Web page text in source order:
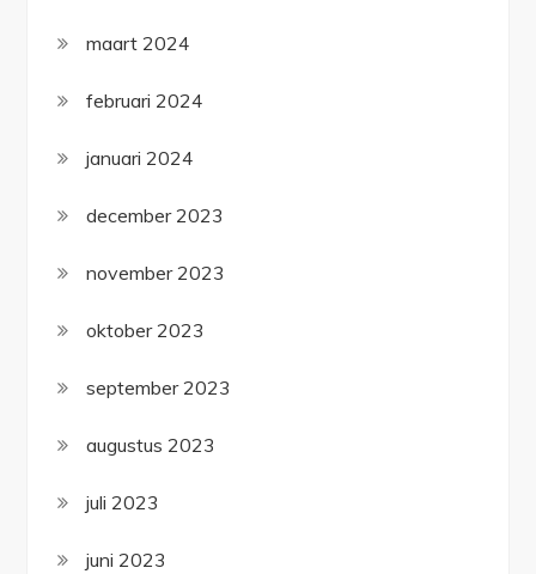
maart 2024
februari 2024
januari 2024
december 2023
november 2023
oktober 2023
september 2023
augustus 2023
juli 2023
juni 2023